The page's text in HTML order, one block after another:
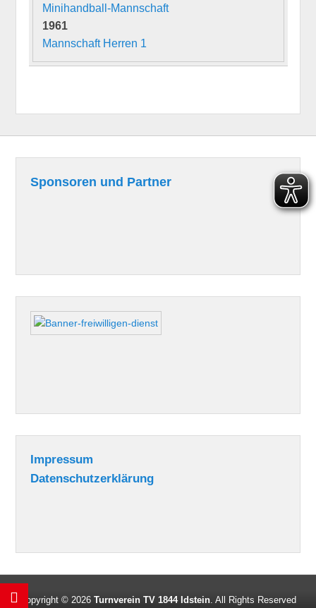
Minihandball-Mannschaft
1961
Mannschaft Herren 1
Sponsoren und Partner
Impressum
Datenschutzerklärung
Copyright © 2026 Turnverein TV 1844 Idstein. All Rights Reserved